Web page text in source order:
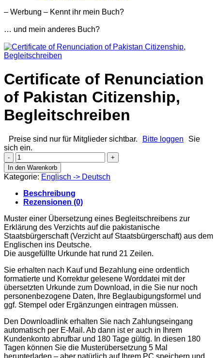
– Werbung – Kennt ihr mein Buch?
… und mein anderes Buch?
Certificate of Renunciation
of Pakistan Citizenship,
Begleitschreiben
Preise sind nur für Mitglieder sichtbar. Bitte loggen
Sie
sich ein.
Certificate
of
Renunciation
of
Pakistan
Citizenship,
Begleitschreiben
Menge
In den Warenkorb
Kategorie: Englisch -> Deutsch
Beschreibung
Rezensionen (0)
Muster einer Übersetzung eines Begleitschreibens zur
Erklärung des Verzichts auf die pakistanische
Staatsbürgerschaft (Verzicht auf Staatsbürgerschaft) aus dem
Englischen ins Deutsche.
Die ausgefüllte Urkunde hat rund 21 Zeilen.
Sie erhalten nach Kauf und Bezahlung eine ordentlich
formatierte und Korrektur gelesene Worddatei mit der
übersetzten Urkunde zum Download, in die Sie nur noch
personenbezogene Daten, Ihre Beglaubigungsformel und
ggf. Stempel oder Ergänzungen eintragen müssen.
Den Downloadlink erhalten Sie nach Zahlungseingang
automatisch per E-Mail. Ab dann ist er auch in Ihrem
Kundenkonto abrufbar und 180 Tage gültig. In diesen 180
Tagen können Sie die Musterübersetzung 5 Mal
herunterladen – aber natürlich auf Ihrem PC speichern und